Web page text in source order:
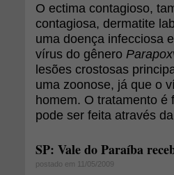
O ectima contagioso,
contagiosa, dermatite
uma doença infecciosa
vírus do gênero
lesões crostosas
uma zoonose, já que o
homem. O tratamento é
pode ser feita através
SP: Vale do Paraíba
postado em 11/05/2009